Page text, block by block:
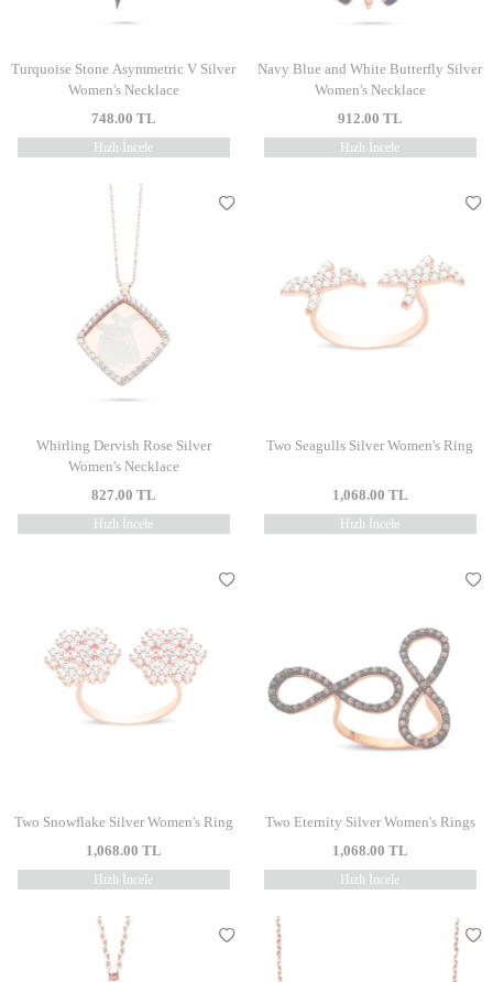
Turquoise Stone Asymmetric V Silver
Women's Necklace
748.00 TL
Hızlı İncele
Navy Blue and White Butterfly Silver
Women's Necklace
912.00 TL
Hızlı İncele
Whirling Dervish Rose Silver
Women's Necklace
827.00 TL
Hızlı İncele
Two Seagulls Silver Women's Ring
1,068.00 TL
Hızlı İncele
Two Snowflake Silver Women's Ring
1,068.00 TL
Hızlı İncele
Two Eternity Silver Women's Rings
1,068.00 TL
Hızlı İncele